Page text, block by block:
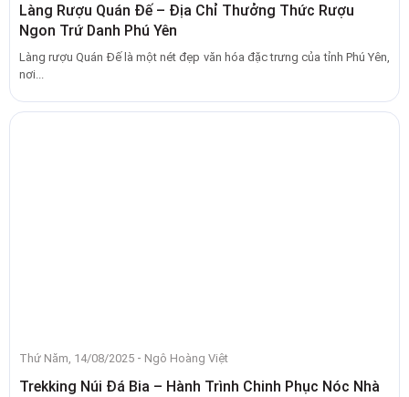
Làng Rượu Quán Đế – Địa Chỉ Thưởng Thức Rượu
Ngon Trứ Danh Phú Yên
Làng rượu Quán Đế là một nét đẹp văn hóa đặc trưng của tỉnh Phú Yên,
nơi...
Thứ Năm, 14/08/2025 - Ngô Hoàng Việt
Trekking Núi Đá Bia – Hành Trình Chinh Phục Nóc Nhà